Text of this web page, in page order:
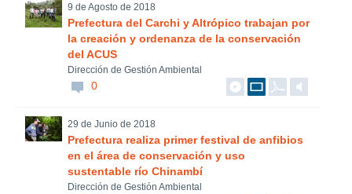
9 de Agosto de 2018
Prefectura del Carchi y Altrópico trabajan por
la creación y ordenanza de la conservación
del ACUS
Dirección de Gestión Ambiental
0
29 de Junio de 2018
Prefectura realiza primer festival de anfibios
en el área de conservación y uso
sustentable río Chinambí
Dirección de Gestión Ambiental